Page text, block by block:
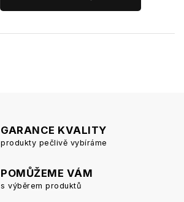
GARANCE KVALITY
produkty pečlivě vybíráme
POMŮŽEME VÁM
s výběrem produktů